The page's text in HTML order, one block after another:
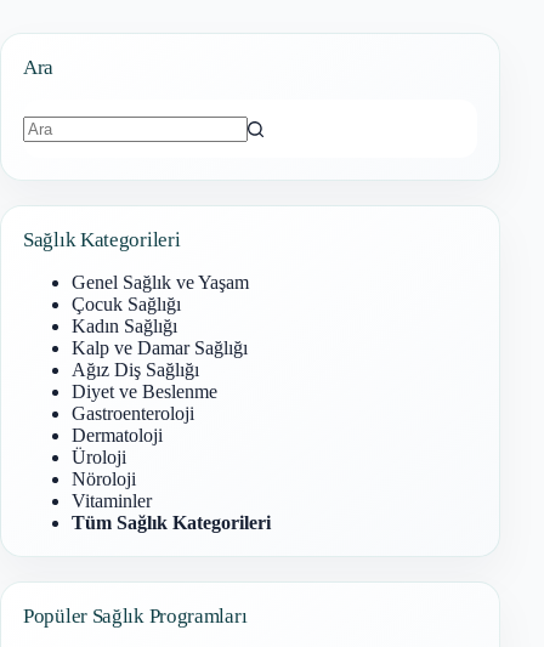
Ara
Sağlık Kategorileri
Genel Sağlık ve Yaşam
Çocuk Sağlığı
Kadın Sağlığı
Kalp ve Damar Sağlığı
Ağız Diş Sağlığı
Diyet ve Beslenme
Gastroenteroloji
Dermatoloji
Üroloji
Nöroloji
Vitaminler
Tüm Sağlık Kategorileri
Popüler Sağlık Programları